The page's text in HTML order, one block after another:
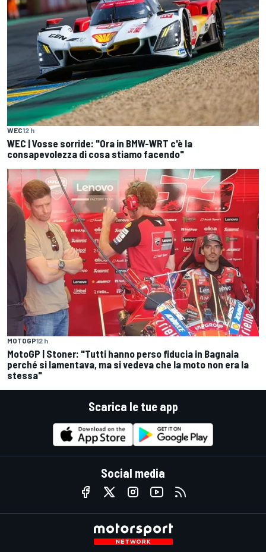
WEC12 h
WEC | Vosse sorride: "Ora in BMW-WRT c'è la
consapevolezza di cosa stiamo facendo"
MOTOGP12 h
MotoGP | Stoner: "Tutti hanno perso fiducia in Bagnaia
perché si lamentava, ma si vedeva che la moto non era la
stessa"
Scarica le tue app
Social media